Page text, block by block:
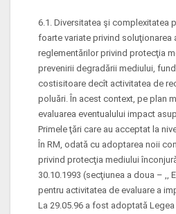
6.1. Diversitatea şi complexitatea
foarte variate privind soluţionarea
reglementărilor privind protecţia
prevenirii degradării mediului,
costisitoare decît activitatea de
poluări. În acest context, pe plan
evaluarea eventualului impact
Primele ţări care au acceptat la
În RM, odată cu adoptarea noii
privind protecţia mediului
30.10.1993 (secţiunea a doua – ,,
pentru activitatea de evaluare a
La 29.05.96 a fost adoptată